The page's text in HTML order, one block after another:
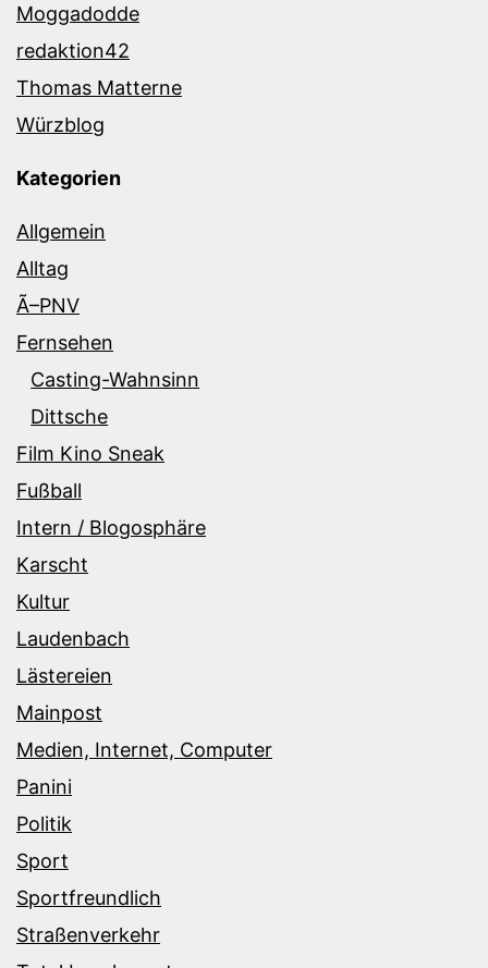
Moggadodde
redaktion42
Thomas Matterne
Würzblog
Kategorien
Allgemein
Alltag
Ã–PNV
Fernsehen
Casting-Wahnsinn
Dittsche
Film Kino Sneak
Fußball
Intern / Blogosphäre
Karscht
Kultur
Laudenbach
Lästereien
Mainpost
Medien, Internet, Computer
Panini
Politik
Sport
Sportfreundlich
Straßenverkehr